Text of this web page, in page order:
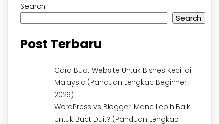
Search
Search
Post Terbaru
Cara Buat Website Untuk Bisnes Kecil di
Malaysia (Panduan Lengkap Beginner
2026)
WordPress vs Blogger: Mana Lebih Baik
Untuk Buat Duit? (Panduan Lengkap